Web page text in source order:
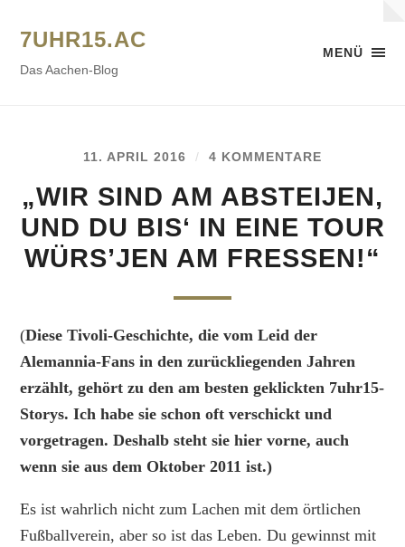
MENÜ
7UHR15.AC
Das Aachen-Blog
11. APRIL 2016 / 4 KOMMENTARE
„WIR SIND AM ABSTEIJEN,
UND DU BIS‘ IN EINE TOUR
WÜRS’JEN AM FRESSEN!“
(Diese Tivoli-Geschichte, die vom Leid der
Alemannia-Fans in den zurückliegenden Jahren
erzählt, gehört zu den am besten geklickten 7uhr15-
Storys. Ich habe sie schon oft verschickt und
vorgetragen. Deshalb steht sie hier vorne, auch
wenn sie aus dem Oktober 2011 ist.)
Es ist wahrlich nicht zum Lachen mit dem örtlichen
Fußballverein, aber so ist das Leben. Du gewinnst mit